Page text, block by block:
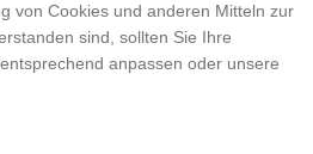
von Cookies und anderen Mitteln zur
sind, sollten Sie Ihre
anpassen oder unsere